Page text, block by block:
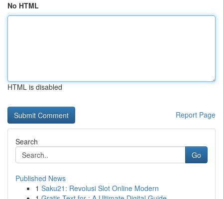
No HTML
HTML is disabled
Report Page
Search
Go
Published News
1 Saku21: Revolusi Slot Online Modern